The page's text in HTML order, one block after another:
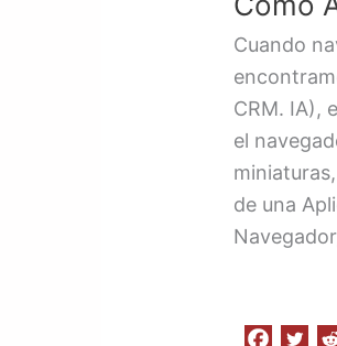
Cuando
CRM. IA),
el
de una
del
Navegador